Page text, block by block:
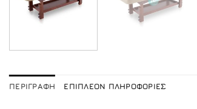
ΠΕΡΙΓΡΑΦΉ ΕΠΙΠΛΈΟΝ ΠΛΗΡΟΦΟΡΊΕΣ